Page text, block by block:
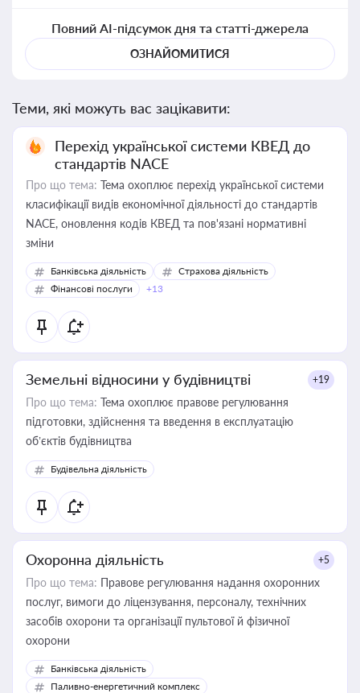
Повний AI-підсумок дня та статті-джерела
ОЗНАЙОМИТИСЯ
Теми, які можуть вас зацікавити:
Перехід української системи КВЕД до
стандартів NACE
Про що тема: Тема охоплює перехід української системи
класифікації видів економічної діяльності до стандартів
NACE, оновлення кодів КВЕД та пов'язані нормативні
зміни
Банківська діяльність
Страхова діяльність
Фінансові послуги
+13
Земельні відносини у будівництві +19
Про що тема: Тема охоплює правове регулювання
підготовки, здійснення та введення в експлуатацію
об’єктів будівництва
Будівельна діяльність
Охоронна діяльність +5
Про що тема: Правове регулювання надання охоронних
послуг, вимоги до ліцензування, персоналу, технічних
засобів охорони та організації пультової й фізичної
охорони
Банківська діяльність
Паливно-енергетичний комплекс